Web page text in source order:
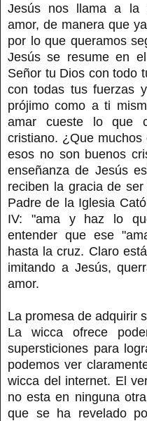
Jesús nos llama a la
amor, de manera que
por lo que queramos
Jesús se resume en
Señor tu Dios con todo
con todas tus fuerzas
prójimo como a ti
amar cueste lo que
cristiano. ¿Que
esos no son buenos
enseñanza de Jesús
reciben la gracia de
Padre de la Iglesia
IV: "ama y haz lo
entender que ese
hasta la cruz. Claro
imitando a Jesús,
amor.
La promesa de adquirir
La wicca ofrece
supersticiones para
podemos ver
wicca del internet. El
no esta en ninguna
que se ha revelado